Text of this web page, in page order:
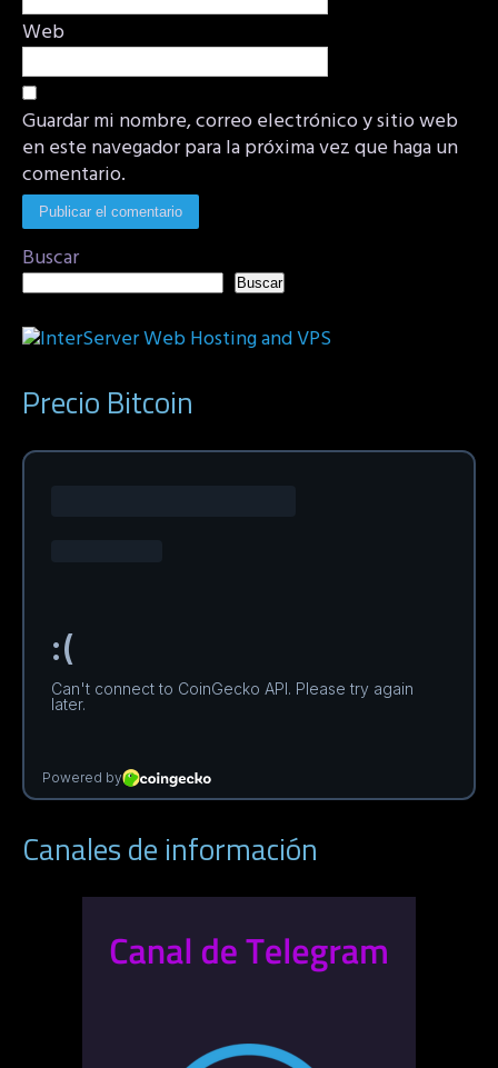
Web
Guardar mi nombre, correo electrónico y sitio web
en este navegador para la próxima vez que haga un
comentario.
Buscar
Buscar
Precio Bitcoin
Canales de información